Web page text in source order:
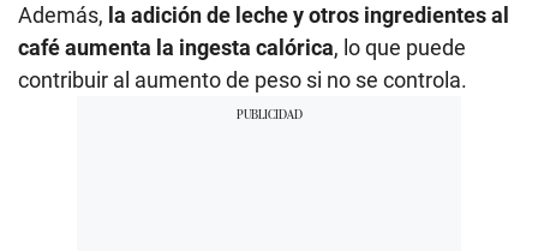
Además, la adición de leche y otros ingredientes al
café aumenta la ingesta calórica, lo que puede
contribuir al aumento de peso si no se controla.